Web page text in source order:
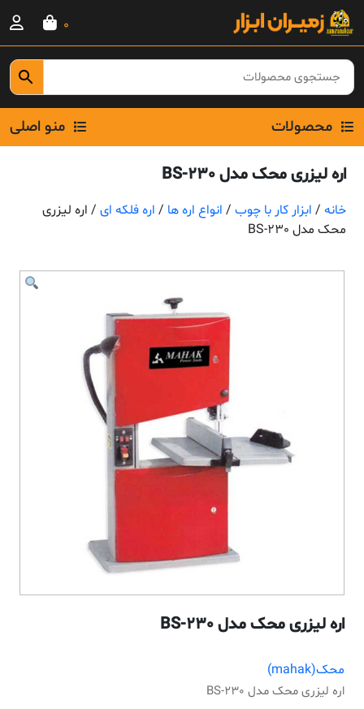
Skip
content
0
محصولات منو اصلی
اره لیزری محک مدل BS-230
خانه / ابزار کار با چوب / انواع اره ها / اره فلکه ای / اره لیزری
محک مدل BS-230
اره لیزری محک مدل BS-230
محک(mahak)
اره لیزری محک مدل BS-230